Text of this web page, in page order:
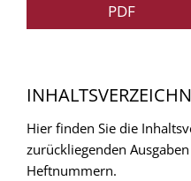
PDF
Hier finden Sie die
zurückliegenden
Heftnummern.